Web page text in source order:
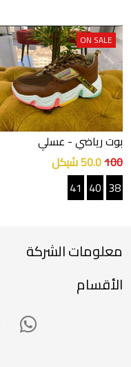
ON SALE
بوت رياضي- عسلي
100
38
40
41
معلومات الشركة
الأقسام